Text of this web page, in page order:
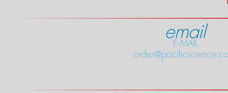
email
E-MAIL